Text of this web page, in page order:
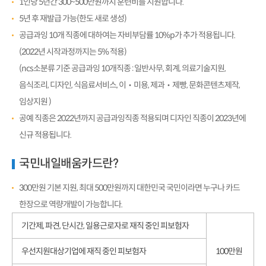
5년 후 재발급 가능(한도 새로 생성)
공급과잉 10개 직종에 대하여는 자비부담률 10%p가 추가 적용됩니다.
(2022년 시작과정까지는 5% 적용)
(ncs소분류 기준 공급과잉 10개직종 : 일반사무, 회계, 의료기술지원,
음식조리, 디자인, 식음료서비스, 이‧미용, 제과‧제빵, 문화콘텐츠제작,
임상지원 )
공예 직종은 2022년까지 공급과잉직종 적용되며 디자인 직종이 2023년에
신규 적용됩니다.
국민내일배움카드란?
300만원 기본 지원, 최대 500만원까지 대한민국 국민이라면 누구나 카드
한장으로 역량개발이 가능합니다.
기간제, 파견, 단시간, 일용근로자로 재직 중인 피보험자
100만원
우선지원대상기업에 재직 중인 피보험자